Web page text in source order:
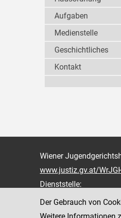
Aufgaben
Medienstelle
Geschichtliches
Kontakt
Wiener
www.justiz.gv.at/
Dienststelle:
Der Gebrauch von